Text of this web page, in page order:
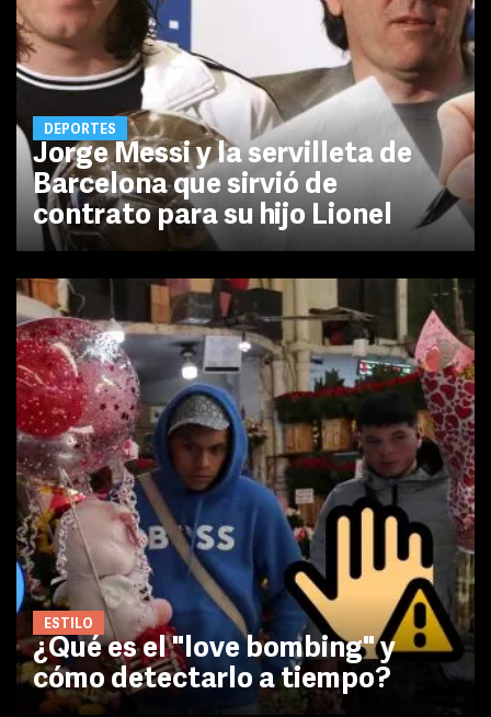
DEPORTES
Jorge Messi y la servilleta de
Barcelona que sirvió de
contrato para su hijo Lionel
ESTILO
¿Qué es el "love bombing" y
cómo detectarlo a tiempo?